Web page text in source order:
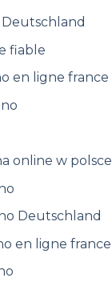
Deutschland
fiable
en ligne france
online w polsce
Deutschland
en ligne france